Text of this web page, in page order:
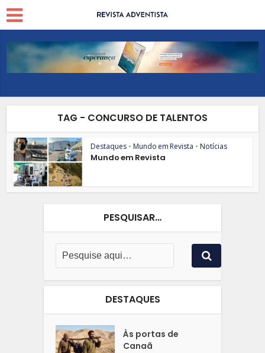
TAG - CONCURSO DE TALENTOS
Destaques • Mundo em Revista • Notícias
Mundo em Revista
PESQUISAR…
DESTAQUES
Às portas de
Canaã